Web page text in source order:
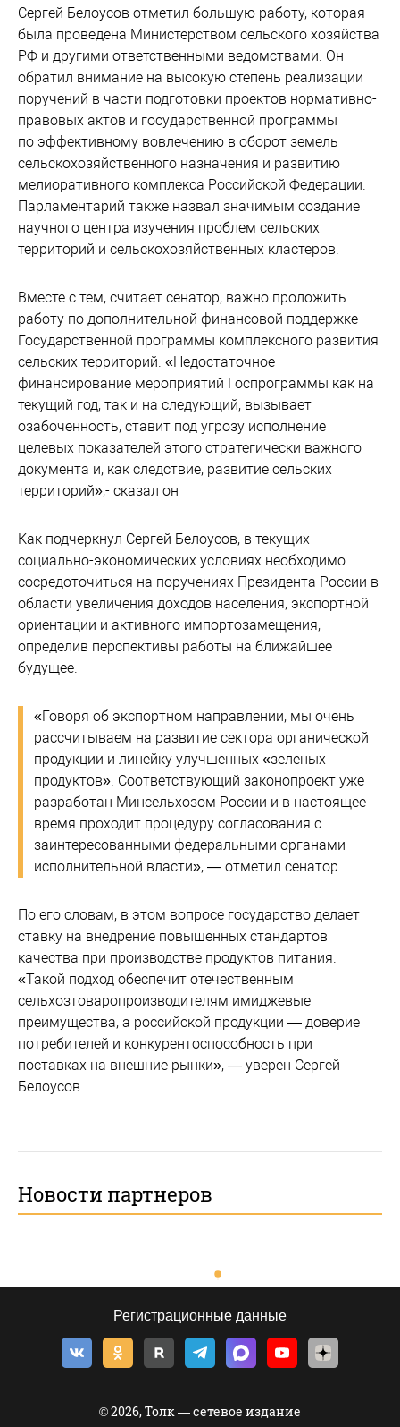
Сергей Белоусов отметил большую работу, которая
была проведена Министерством сельского хозяйства
РФ и другими ответственными ведомствами. Он
обратил внимание на высокую степень реализации
поручений в части подготовки проектов нормативно-
правовых актов и государственной программы
по эффективному вовлечению в оборот земель
сельскохозяйственного назначения и развитию
мелиоративного комплекса Российской Федерации.
Парламентарий также назвал значимым создание
научного центра изучения проблем сельских
территорий и сельскохозяйственных кластеров.
Вместе с тем, считает сенатор, важно проложить
работу по дополнительной финансовой поддержке
Государственной программы комплексного развития
сельских территорий. «Недостаточное
финансирование мероприятий Госпрограммы как на
текущий год, так и на следующий, вызывает
озабоченность, ставит под угрозу исполнение
целевых показателей этого стратегически важного
документа и, как следствие, развитие сельских
территорий»,- сказал он
Как подчеркнул Сергей Белоусов, в текущих
социально-экономических условиях необходимо
сосредоточиться на поручениях Президента России в
области увеличения доходов населения, экспортной
ориентации и активного импортозамещения,
определив перспективы работы на ближайшее
будущее.
«Говоря об экспортном направлении, мы очень
рассчитываем на развитие сектора органической
продукции и линейку улучшенных «зеленых
продуктов». Соответствующий законопроект уже
разработан Минсельхозом России и в настоящее
время проходит процедуру согласования с
заинтересованными федеральными органами
исполнительной власти», — отметил сенатор.
По его словам, в этом вопросе государство делает
ставку на внедрение повышенных стандартов
качества при производстве продуктов питания.
«Такой подход обеспечит отечественным
сельхозтоваропроизводителям имиджевые
преимущества, а российской продукции — доверие
потребителей и конкурентоспособность при
поставках на внешние рынки», — уверен Сергей
Белоусов.
Новости партнеров
Регистрационные данные
© 2026, Толк — сетевое издание